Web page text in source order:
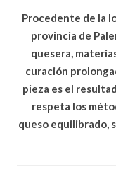
Procedente de la
provincia de
quesera,
curación
pieza es el
respeta los
queso equilibrado,